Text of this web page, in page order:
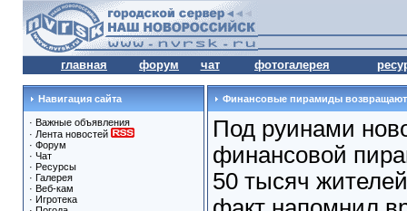
главная форум чат фотогалерея
Навигация сайта
· Важные объявления
· Лента новостей
· Форум
· Чат
· Ресурсы
· Галерея
· Веб-кам
· Игротека
Финансовые пирамиды
Под руинами
финансовой
50 тысяч